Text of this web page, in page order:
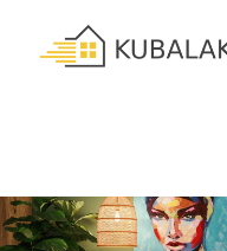
content